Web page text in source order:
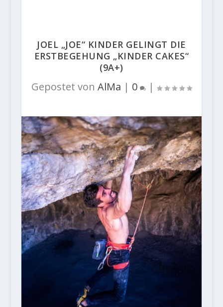
JOEL „JOE“ KINDER GELINGT DIE
ERSTBEGEHUNG „KINDER CAKES“
(9A+)
Gepostet von AlMa | 0 |